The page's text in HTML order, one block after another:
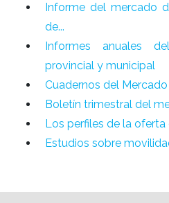
Informe del mercado
de...
Informes anuales
provincial y municipal
Cuadernos del
Boletín trimestral del
Los perfiles de la
Estudios sobre